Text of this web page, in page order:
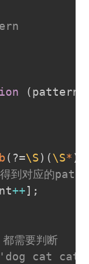
(pattern
(?=\S) (\S*)
到对应的
++] ;
要判断
cat cat